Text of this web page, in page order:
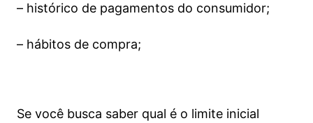
– histórico de pagamentos do consumidor;
– hábitos de compra;
Se você busca saber qual é o limite inicial